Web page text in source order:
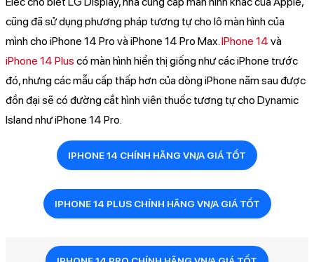
cũng đã sử dụng phương pháp tương tự cho lô màn hình của
mình cho iPhone 14 Pro và iPhone 14 Pro Max.IPhone 14 và
iPhone 14 Plus có màn hình hiển thị giống như các iPhone trước
đó, nhưng các mẫu cấp thấp hơn của dòng iPhone năm sau được
đồn đại sẽ có đường cắt hình viên thuốc tương tự cho Dynamic
Island như iPhone 14 Pro.
IPHONE 14 CHÍNH HÃNG VN/A GIÁ TỐT
IPHONE 14 PLUS CHÍNH HÃNG VN/A GIÁ TỐT